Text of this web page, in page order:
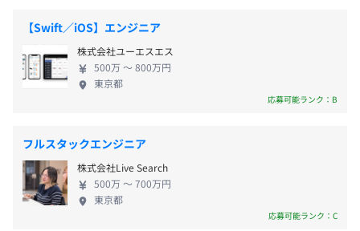
まりを改善。
◎初期選考時間：97%減少
書類選考・1次面接の日程調整／実施／評価／申し送りす
◎内定承諾率：10%増加
求職者の志望動機を診断し、求職者にあった情報でアトラ
クト可能。
■ワークアウト補助（ジム利用1回につき3千円、1カ月あ
たり上限2万円補助）
■チームビルディング支援（社内交流費用のうち1チーム
につき1カ月1名あたり1万円補助）
■病児保育利用サポート金（就業日に病児保育を利用する
場合はその金額を差し引く）
■介護サポート金（従業員やその家族に慶事や不幸があっ
たときに支給される慶弔金制度を導入）
■リファラル活動補助（候補者1人につき一回限り50万円
を支給／活動のための食事費用補助を参加者一人当たり5
接は存在していましたが、生成AIによるAI面接は、日
本国内では業界初となります（自社調べ）。なお、
現在はエンタープライズ企業をメイン顧客とした新
卒採用・中途採用領域にサービス展開しています。
なお2024年9月から正式にサービス開始しております
■VARIETASが実現したいこと 膨大な時間や費用がか
かる母集団形成、マッチング、面接による見極め、
評価を新しい仕組みと技術で、時代に合わせて合理
化していきます。 ①採用プロセスをAIで効率化 AI面
【Swift／iOS】エンジニア
株式会社ユーエスエス
500万 〜 800万円
東京都
応募可能ランク：B
フルスタックエンジニア
株式会社Live Search
500万 〜 700万円
東京都
応募可能ランク：C